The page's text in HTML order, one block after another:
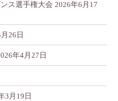
ス選手権大会 2026年6月17
26日
年4月27日
3月19日